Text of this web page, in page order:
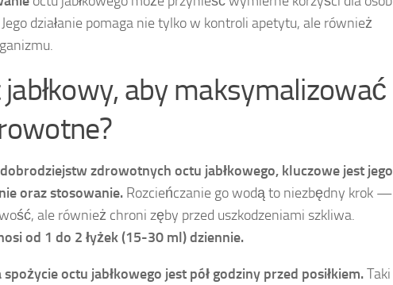
działanie pomaga nie tylko w kontroli apetytu, ale również
jabłkowy, aby maksymalizować
zdrowotnych octu jabłkowego, kluczowe jest jego
oraz stosowanie. Rozcieńczanie go wodą to niezbędny krok —
ale również chroni zęby przed uszkodzeniami szkliwa.
od 1 do 2 łyżek (15-30 ml) dziennie.
octu jabłkowego jest pół godziny przed posiłkiem.Taki